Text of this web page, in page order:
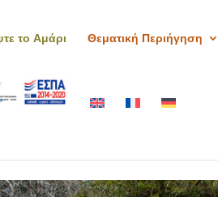
το Αμάρι Θεματική Περιήγηση